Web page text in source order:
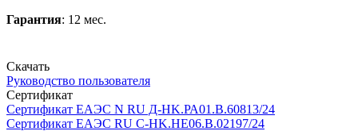
Гарантия: 12 мес.
Скачать
Руководство пользователя
Сертификат
Сертификат ЕАЭС N RU Д-HK.РА01.В.60813/24
Сертификат ЕАЭС RU С-HK.НЕ06.В.02197/24